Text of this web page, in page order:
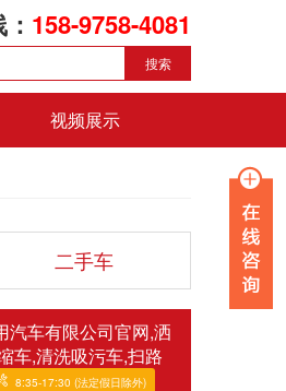
158-9758-4081
搜索
视频展示
二手车
汽车有限公司官网,洒
车,清洗吸污车,扫路
8:35-17:30 (法定假日除外)